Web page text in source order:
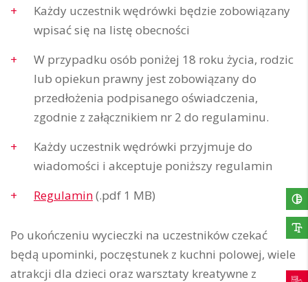
Każdy uczestnik wędrówki będzie zobowiązany
wpisać się na listę obecności
W przypadku osób poniżej 18 roku życia, rodzic
lub opiekun prawny jest zobowiązany do
przedłożenia podpisanego oświadczenia,
zgodnie z załącznikiem nr 2 do regulaminu.
Każdy uczestnik wędrówki przyjmuje do
wiadomości i akceptuje poniższy regulamin
Regulamin(.pdf 1 MB)
Po ukończeniu wycieczki na uczestników czekać
będą upominki, poczęstunek z kuchni polowej, wiele
atrakcji dla dzieci oraz warsztaty kreatywne z